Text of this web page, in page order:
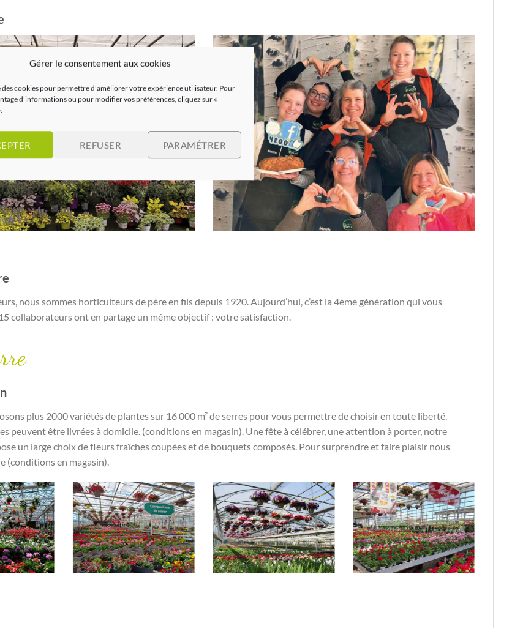
Gérer le consentement aux cookies
des cookies pour permettre d'améliorer votre expérience utilisateur. Pour
d'informations ou pour modifier vos préférences, cliquez sur «
REFUSER PARAMÉTRER
nous sommes horticulteurs de père en fils depuis 1920. Aujourd’hui, c’est la 4ème génération qui vous
collaborateurs ont en partage un même objectif : votre satisfaction.
plus 2000 variétés de plantes sur 16 000 m² de serres pour vous permettre de choisir en toute liberté.
peuvent être livrées à domicile. (conditions en magasin). Une fête à célébrer, une attention à porter, notre
un large choix de fleurs fraîches coupées et de bouquets composés. Pour surprendre et faire plaisir nous
(conditions en magasin).